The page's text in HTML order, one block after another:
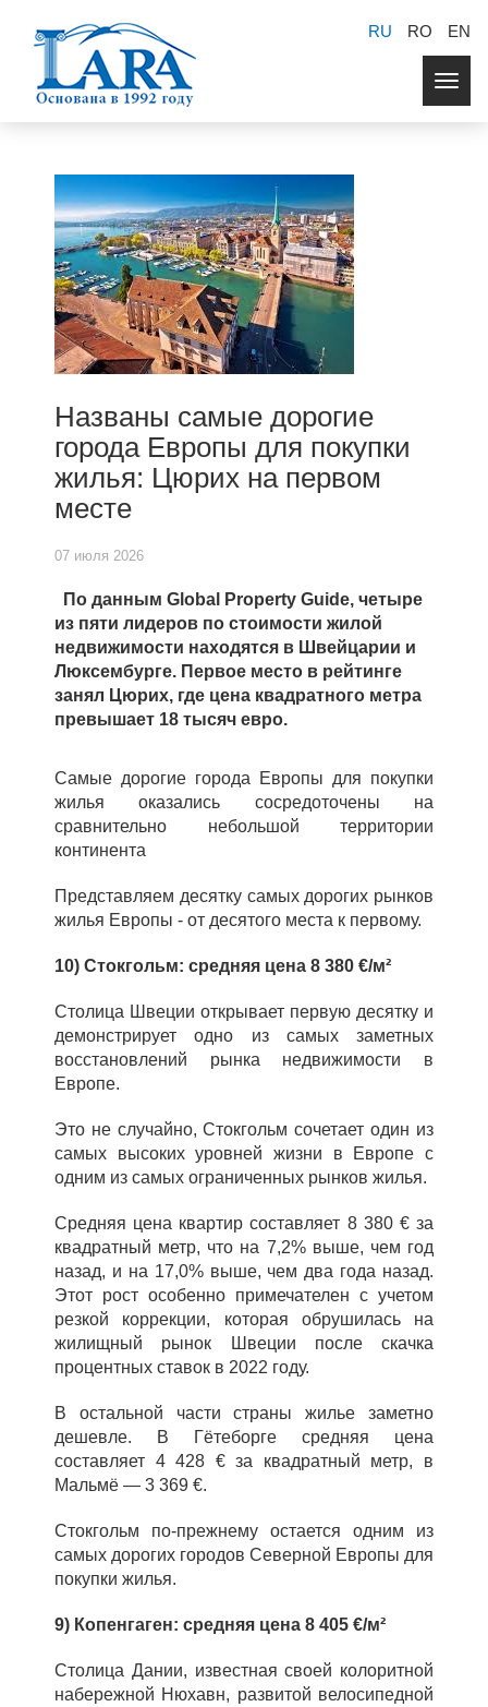
RU RO EN
Названы самые дорогие
города Европы для покупки
жилья: Цюрих на первом
месте
07 июля 2026
По данным Global Property Guide, четыре
из пяти лидеров по стоимости жилой
недвижимости находятся в Швейцарии и
Люксембурге. Первое место в рейтинге
занял Цюрих, где цена квадратного метра
превышает 18 тысяч евро.
Самые дорогие города Европы для покупки
жилья оказались сосредоточены на
сравнительно небольшой территории
континента
Представляем десятку самых дорогих рынков
жилья Европы - от десятого места к первому.
10) Стокгольм: средняя цена 8 380 €/м²
Столица Швеции открывает первую десятку и
демонстрирует одно из самых заметных
восстановлений рынка недвижимости в
Европе.
Это не случайно, Стокгольм сочетает один из
самых высоких уровней жизни в Европе с
одним из самых ограниченных рынков жилья.
Средняя цена квартир составляет 8 380 € за
квадратный метр, что на 7,2% выше, чем год
назад, и на 17,0% выше, чем два года назад.
Этот рост особенно примечателен с учетом
резкой коррекции, которая обрушилась на
жилищный рынок Швеции после скачка
процентных ставок в 2022 году.
В остальной части страны жилье заметно
дешевле. В Гётеборге средняя цена
составляет 4 428 € за квадратный метр, в
Мальмё — 3 369 €.
Стокгольм по‑прежнему остается одним из
самых дорогих городов Северной Европы для
покупки жилья.
9) Копенгаген: средняя цена 8 405 €/м²
Столица Дании, известная своей колоритной
набережной Нюхавн, развитой велосипедной